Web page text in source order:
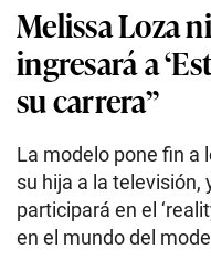
Melissa Loza
ingresará a
su carrera”
La modelo pone fin a
su hija a la televisión,
participará en el
en el mundo del